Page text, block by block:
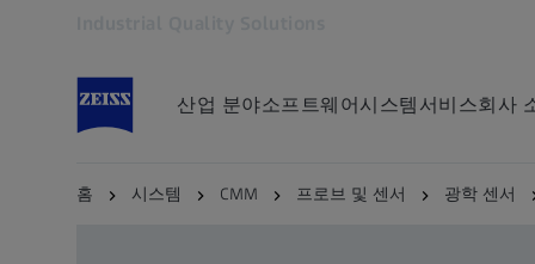
산업 분야소프트웨어시스템 서비스회사
홈 시스템 CMM 프로브 및 센서 광학 센서